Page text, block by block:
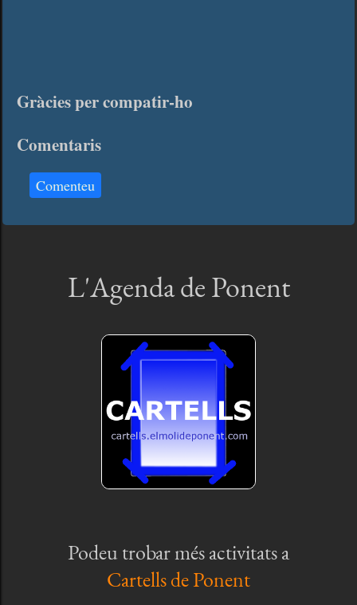
Gràcies per compatir-ho
Comentaris
Comenteu
L'Agenda de Ponent
Podeu trobar més activitats a
Cartells de Ponent